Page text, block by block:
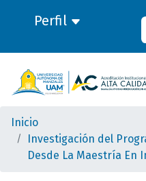
Perfil
Inicio
Investigación del
Desde La Maestría En